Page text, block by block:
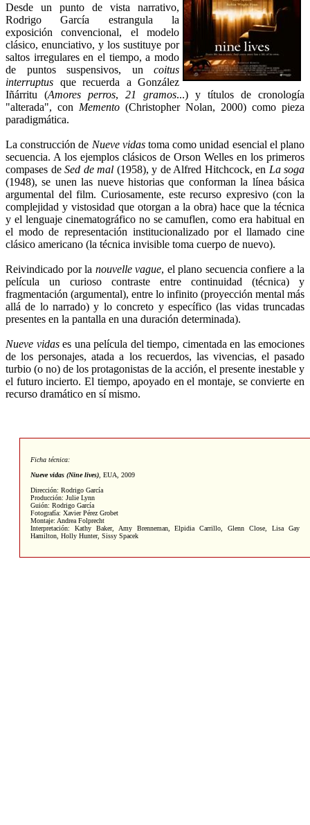
Desde un punto de vista narrativo,
Rodrigo García estrangula la
exposición convencional, el modelo
clásico, enunciativo, y los sustituye por
saltos irregulares en el tiempo, a modo
de puntos suspensivos, un coitus
interruptus que recuerda a González
Iñárritu (Amores perros, 21 gramos...) y títulos de cronología
"alterada", con Memento (Christopher Nolan, 2000) como pieza
paradigmática.
La construcción de Nueve vidastoma como unidad esencial el plano
secuencia. A los ejemplos clásicos de Orson Welles en los primeros
compases de Sed de mal (1958), y de Alfred Hitchcock, en La soga
(1948), se unen las nueve historias que conforman la línea básica
argumental del film. Curiosamente, este recurso expresivo (con la
complejidad y vistosidad que otorgan a la obra) hace que la técnica
y el lenguaje cinematográfico no se camuflen, como era habitual en
el modo de representación institucionalizado por el llamado cine
clásico americano (la técnica invisible toma cuerpo de nuevo).
Reivindicado por la nouvelle vague, el plano secuencia confiere a la
película un curioso contraste entre continuidad (técnica) y
fragmentación (argumental), entre lo infinito (proyección mental más
allá de lo narrado) y lo concreto y específico (las vidas truncadas
presentes en la pantalla en una duración determinada).
Nueve vidas es una película del tiempo, cimentada en las emociones
de los personajes, atada a los recuerdos, las vivencias, el pasado
turbio (o no) de los protagonistas de la acción, el presente inestable y
el futuro incierto. El tiempo, apoyado en el montaje, se convierte en
recurso dramático en sí mismo.
Ficha técnica:
Nueve vidas (Nine lives) EUA, 2009
Dirección: Rodrigo García
Producción: Julie Lynn
Guión: Rodrigo García
Fotografía: Xavier Pérez Grobet
Montaje: Andrea Folprecht
Interpretación: Kathy Baker, Amy Brenneman, Elpidia Carrillo, Glenn Close, Lisa Gay
Hamilton, Holly Hunter, Sissy Spacek